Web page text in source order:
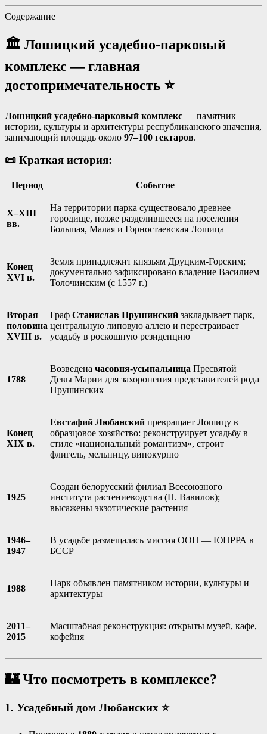
Содержание
🏛️ Лошицкий усадебно-парковый
комплекс — главная
достопримечательность ⭐
Лошицкий усадебно-парковый комплекс — памятник
истории, культуры и архитектуры республиканского значения,
занимающий площадь около 97–100 гектаров.
📜 Краткая история:
Период Событие
X–XIII
вв.
На территории парка существовало древнее
городище, позже разделившееся на поселения
Большая, Малая и Горностаевская Лошица
Конец
XVI в.
Земля принадлежит князьям Друцким-Горским;
документально зафиксировано владение Василием
Толочинским (с 1557 г.)
Вторая
половина
XVIII в.
Граф Станислав Прушинский закладывает парк,
центральную липовую аллею и перестраивает
усадьбу в роскошную резиденцию
1788
Возведена часовня-усыпальница Пресвятой
Девы Марии для захоронения представителей рода
Прушинских
Конец
XIX в.
Евстафий Любанский превращает Лошицу в
образцовое хозяйство: реконструирует усадьбу в
стиле «национальный романтизм», строит
флигель, мельницу, винокурню
1925
Создан белорусский филиал Всесоюзного
института растениеводства (Н. Вавилов);
высажены экзотические растения
1946–
1947
В усадьбе размещалась миссия ООН — ЮНРРА в
БССР
1988
Парк объявлен памятником истории, культуры и
архитектуры
2011–
2015
Масштабная реконструкция: открыты музей, кафе,
кофейня
🏰 Что посмотреть в комплексе?
1. Усадебный дом Любанских ⭐